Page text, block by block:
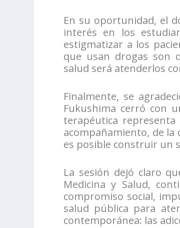
En su oportunidad, el
interés en los
estigmatizar a los
que usan drogas son
salud será atenderlos
Finalmente, se
Fukushima cerró con
terapéutica
acompañamiento, de
es posible construir un
La sesión dejó claro
Medicina y Salud,
compromiso social,
salud pública para
contemporánea: las